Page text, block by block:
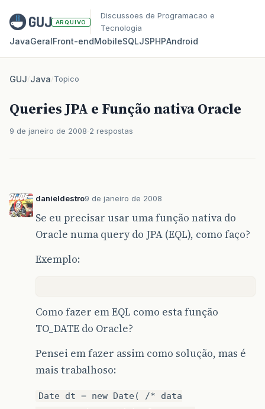
ARQUIVO
Discussoes de Programacao e
Tecnologia
JavaGeralFront‑endMobileSQLJSPHPAndroid
GUJ/Java/Topico
Queries JPA e Função nativa Oracle
9 de janeiro de 2008 2 respostas
danieldestro9 de janeiro de 2008
Se eu precisar usar uma função nativa do
Oracle numa query do JPA (EQL), como faço?
Exemplo:
Como fazer em EQL como esta função
TO_DATE do Oracle?
Pensei em fazer assim como solução, mas é
mais trabalhoso:
Date dt = new Date( /* data